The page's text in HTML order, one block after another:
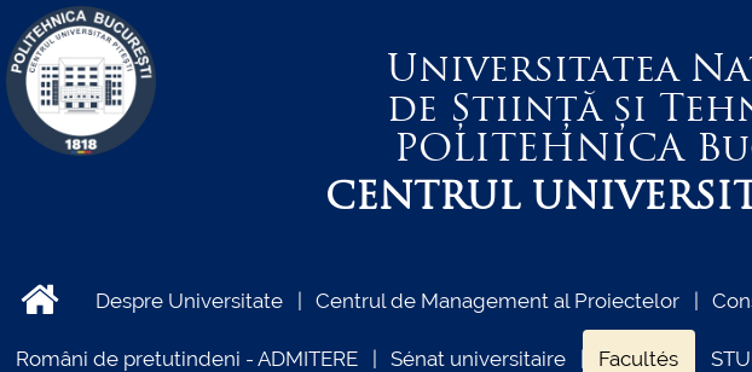
Universitatea
de Știință și
POLITEHNICA
CENTRUL
Despre Universitate Centrul de Management al Proiectelor
Români de pretutindeni - ADMITERE Sénat universitaire Facultés